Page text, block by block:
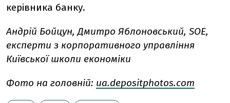
керівника банку.
Андрій Бойцун,Дмитро Яблоновський, SOE,
експерти з корпоративного управління
Київської школи економіки
Фото на головній: ua.depositphotos.com